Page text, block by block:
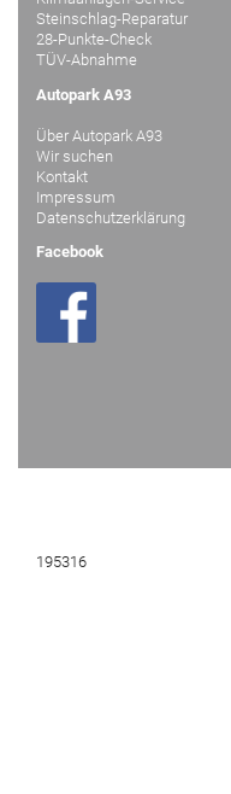
Steinschlag-Reparatur
28-Punkte-Check
TÜV-Abnahme
Autopark A93
Über Autopark A93
Wir suchen
Kontakt
Impressum
Datenschutzerklärung
Facebook
195316